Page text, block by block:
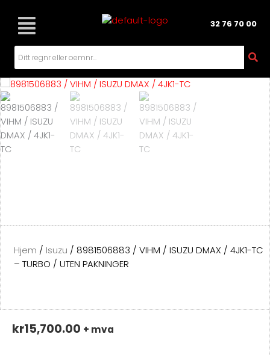
innholdet
32 76 70 00
Hjem / Isuzu / 8981506883 / VIHM / ISUZU DMAX / 4JK1-TC
– TURBO / UTEN PAKNINGER
kr15,700.00 + mva